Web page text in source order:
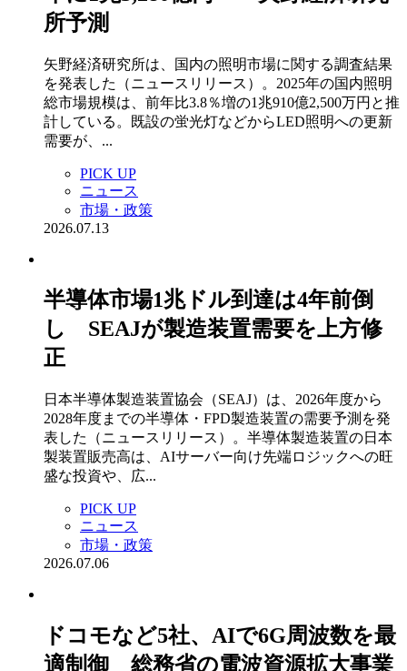
所予測
矢野経済研究所は、国内の照明市場に関する調査結果
を発表した（ニュースリリース）。2025年の国内照明
総市場規模は、前年比3.8％増の1兆910億2,500万円と推
計している。既設の蛍光灯などからLED照明への更新
需要が、...
PICK UP
ニュース
市場・政策
2026.07.13
半導体市場1兆ドル到達は4年前倒
し SEAJが製造装置需要を上方修
正
日本半導体製造装置協会（SEAJ）は、2026年度から
2028年度までの半導体・FPD製造装置の需要予測を発
表した（ニュースリリース）。半導体製造装置の日本
製装置販売高は、AIサーバー向け先端ロジックへの旺
盛な投資や、広...
PICK UP
ニュース
市場・政策
2026.07.06
ドコモなど5社、AIで6G周波数を最
適制御 総務省の電波資源拡大事業